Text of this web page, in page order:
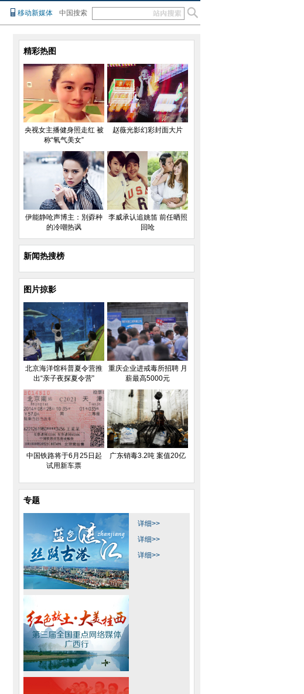
移动新媒体 中国搜索
精彩热图
央视女主播健身照走红 被
称“氧气美女”
赵薇光影幻彩封面大片
伊能静呛声博主：別孬种
的冷嘲热讽
李威承认追姚笛 前任晒照
回呛
新闻热搜榜
图片掠影
北京海洋馆科普夏令营推
出“亲子夜探夏令营”
重庆企业进戒毒所招聘 月
薪最高5000元
中国铁路将于6月25日起
试用新车票
广东销毒3.2吨 案值20亿
专题
详细>>
详细>>
详细>>